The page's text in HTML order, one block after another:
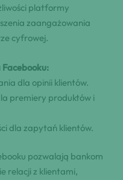
platformy
zaangażowania
cyfrowej.
dla opinii klientów.
premiery produktów i
dla zapytań klientów.
pozwalają bankom
relacji z klientami,